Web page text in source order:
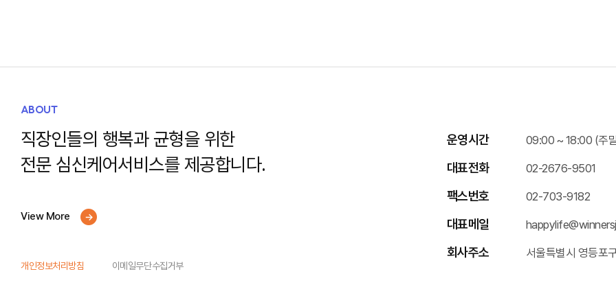
ABOUT
직장인들의 행복과 균형을 위한
전문 심신케어서비스를 제공합니다.
View More
개인정보처리방침 이메일무단수집거부
운영시간 09:00 ~ 18:00 (주
대표전화 02-2676-9501
팩스번호 02-703-9182
대표메일
회사주소 서울특별시 영등포